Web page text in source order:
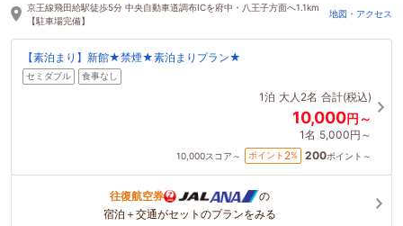
京王線飛田給駅徒歩5分 中央自動車道調布ICを府中・八王子方面へ1.1km
【駐車場完備】
地図・アクセス
【素泊まり】新館★禁煙★素泊まりプラン★
セミダブル 食事なし
1泊 大人2名 合計(税込)
10,000円～
1名 5,000円～
10,000スコア～ ポイント 2% 200ポイント～
往復航空券
の
宿泊＋交通がセットのプランをみる